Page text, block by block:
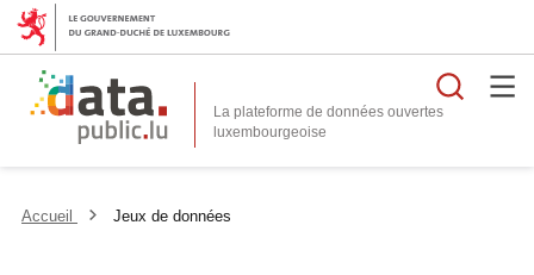
La plateforme de données ouvertes
Accueil Jeux de données